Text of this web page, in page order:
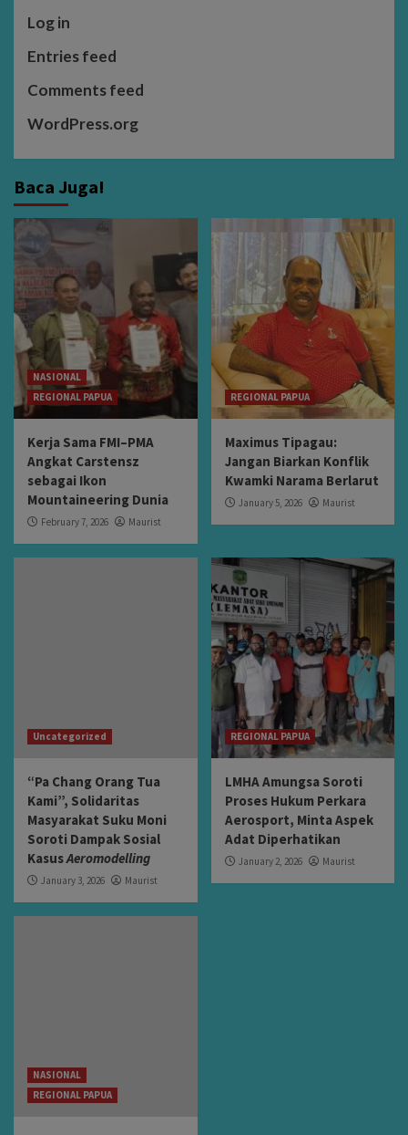
Log in
Entries feed
Comments feed
WordPress.org
Baca Juga!
NASIONAL
REGIONAL PAPUA
Kerja Sama FMI–PMA
Angkat Carstensz
sebagai Ikon
Mountaineering Dunia
February 7, 2026 Maurist
REGIONAL PAPUA
Maximus Tipagau:
Jangan Biarkan Konflik
Kwamki Narama Berlarut
January 5, 2026 Maurist
Uncategorized
“Pa Chang Orang Tua
Kami”, Solidaritas
Masyarakat Suku Moni
Soroti Dampak Sosial
KasusAeromodelling
January 3, 2026 Maurist
REGIONAL PAPUA
LMHA Amungsa Soroti
Proses Hukum Perkara
Aerosport, Minta Aspek
Adat Diperhatikan
January 2, 2026 Maurist
NASIONAL
REGIONAL PAPUA